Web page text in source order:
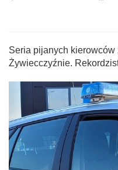
Seria pijanych kierowców
Żywiecczyźnie.